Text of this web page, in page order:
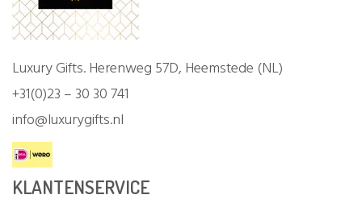
Luxury Gifts. Herenweg 57D, Heemstede (NL)
+31(0)23 – 30 30 741
info@luxurygifts.nl
KLANTENSERVICE